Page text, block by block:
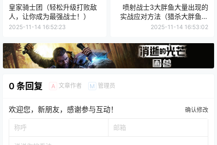
皇家骑士团（轻松升级打败敌
人，让你成为最强战士！）
2025-11-14 16:52:23
喷射战士3大胖鱼大量出现的
实战应对方法（猎杀大胖鱼，
守护你的领地！）
2025-11-14 16:53:02
0 条回复 A 文章作者 M 管理员
欢迎您，新朋友，感谢参与互动！ 确认修改